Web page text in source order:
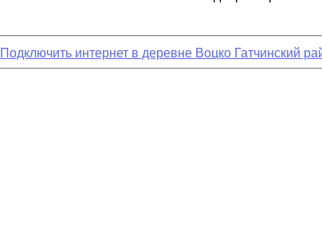
Подключить интернет в деревне Воцко Гатчинский